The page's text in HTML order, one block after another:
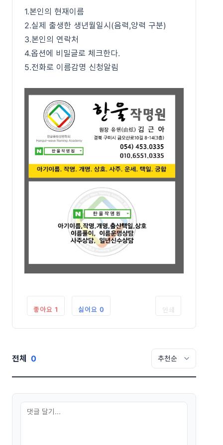
1.본인의 현재이름
2.실제 출생한 생년월일시(음력,양력 구분)
3.본인의 연락처
4.옵션에 비밀글로 체크한다.
5.전화로 이름감명 신청알림
좋아요 1 싫어요 0 인쇄
전체 0